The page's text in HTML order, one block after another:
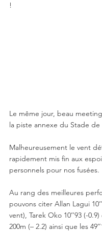
!
Le même jour, beau
la piste annexe du Stade de
Malheureusement le vent
rapidement mis fin aux
personnels pour nos fusées.
Au rang des meilleures
pouvons citer Allan Lagui
vent), Tarek Oko 10’’93 (-
200m (– 2.2) ainsi que les